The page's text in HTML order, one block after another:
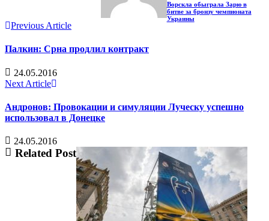
Previous Article
Палкин: Срна продлил контракт
24.05.2016
Next Article
Андронов: Провокации и симуляции Луческу успешно
использовал в Донецке
24.05.2016
Related Post
Ворскла обыграла Зарю в
битве за бронзу чемпионата
Украины